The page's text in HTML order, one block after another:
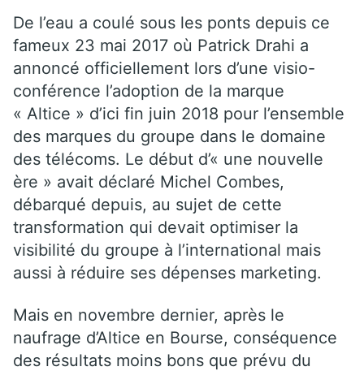
De l’eau a coulé sous les ponts depuis ce
fameux 23 mai 2017 où Patrick Drahi a
annoncé officiellement lors d’une visio-
conférence l’adoption de la marque
« Altice » d’ici fin juin 2018 pour l’ensemble
des marques du groupe dans le domaine
des télécoms. Le début d’« une nouvelle
ère » avait déclaré Michel Combes,
débarqué depuis, au sujet de cette
transformation qui devait optimiser la
visibilité du groupe à l’international mais
aussi à réduire ses dépenses marketing.
Mais en novembre dernier, après le
naufrage d’Altice en Bourse, conséquence
des résultats moins bons que prévu du